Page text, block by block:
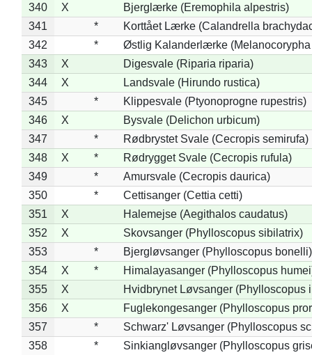
340
X
Bjerglærke (Eremophila alpestris)
341
*
Korttået Lærke (Calandrella
342
*
Østlig Kalanderlærke (Melanocorypha
343
X
Digesvale (Riparia riparia)
344
X
Landsvale (Hirundo rustica)
345
*
Klippesvale (Ptyonoprogne rupestris)
346
X
Bysvale (Delichon urbicum)
347
*
Rødbrystet Svale (Cecropis semirufa)
348
X *
Rødrygget Svale (Cecropis rufula)
349
*
Amursvale (Cecropis daurica)
350
*
Cettisanger (Cettia cetti)
351
X
Halemejse (Aegithalos caudatus)
352
X
Skovsanger (Phylloscopus sibilatrix)
353
*
Bjergløvsanger (Phylloscopus bonelli)
354
X *
Himalayasanger (Phylloscopus
355
X
Hvidbrynet Løvsanger (Phylloscopus
356
X
Fuglekongesanger (Phylloscopus
357
*
Schwarz' Løvsanger (Phylloscopus
358
* Sinkiangløvsanger (Phylloscopus